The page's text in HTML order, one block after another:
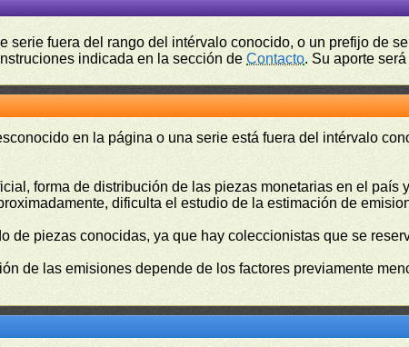
serie fuera del rango del intérvalo conocido, o un prefijo de
indicada en la sección deContacto. Su aporte
en la página o una serie está fuera del intérvalo
forma de distribución de las piezas monetarias en el
dificulta el estudio de la estimación de
de piezas conocidas, ya que hay coleccionistas que se
de las emisiones depende de los factores previamente